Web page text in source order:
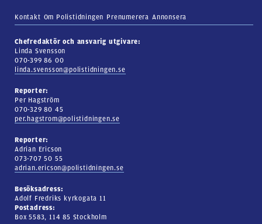
Kontakt Om Polistidningen Prenumerera Annonsera
Chefredaktör och ansvarig utgivare:
Linda Svensson
070-399 86 00
linda.svensson@polistidningen.se
Reporter:
Per Hagström
070-329 80 45
per.hagstrom@polistidningen.se
Reporter:
Adrian Ericson
073-707 50 55
adrian.ericson@polistidningen.se
Besöksadress:
Adolf Fredriks kyrkogata 11
Postadress:
Box 5583, 114 85 Stockholm